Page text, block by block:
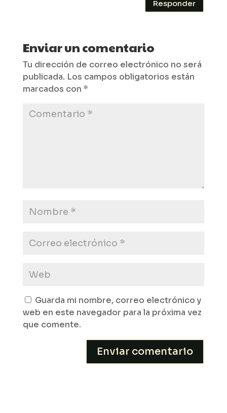
Responder
Enviar un comentario
Tu dirección de correo electrónico no será
publicada. Los campos obligatorios están
marcados con *
Guarda mi nombre, correo electrónico y
web en este navegador para la próxima vez
que comente.
Enviar comentario